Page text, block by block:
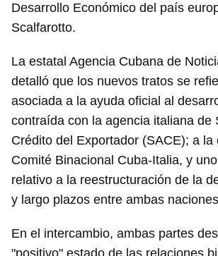
Desarrollo Económico del país
Scalfarotto.
La estatal Agencia Cubana de
detalló que los nuevos tratos se
asociada a la ayuda oficial al
contraída con la agencia italiana de
Crédito del Exportador (SACE); a la
Comité Binacional Cuba-Italia, y
relativo a la reestructuración de la
y largo plazos entre ambas
En el intercambio, ambas partes
"positivo" estado de las relaciones